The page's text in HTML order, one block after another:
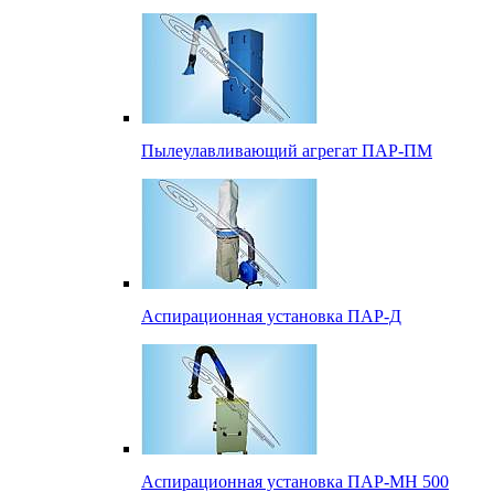
Пылеулавливающий агрегат ПАР-ПМ
Аспирационная установка ПАР-Д
Аспирационная установка ПАР-МН 500